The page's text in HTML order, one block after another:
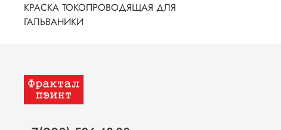
КРАСКА ТОКОПРОВОДЯЩАЯ ДЛЯ
ГАЛЬВАНИКИ